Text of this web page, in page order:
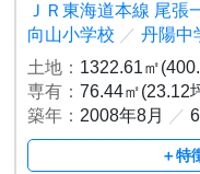
ＪＲ東海道本線 尾張
向山小学校 ／ 丹陽中
土地： 1322.61㎡
専有：76.44㎡(23.12
築年： 2008年8月 ／
＋特